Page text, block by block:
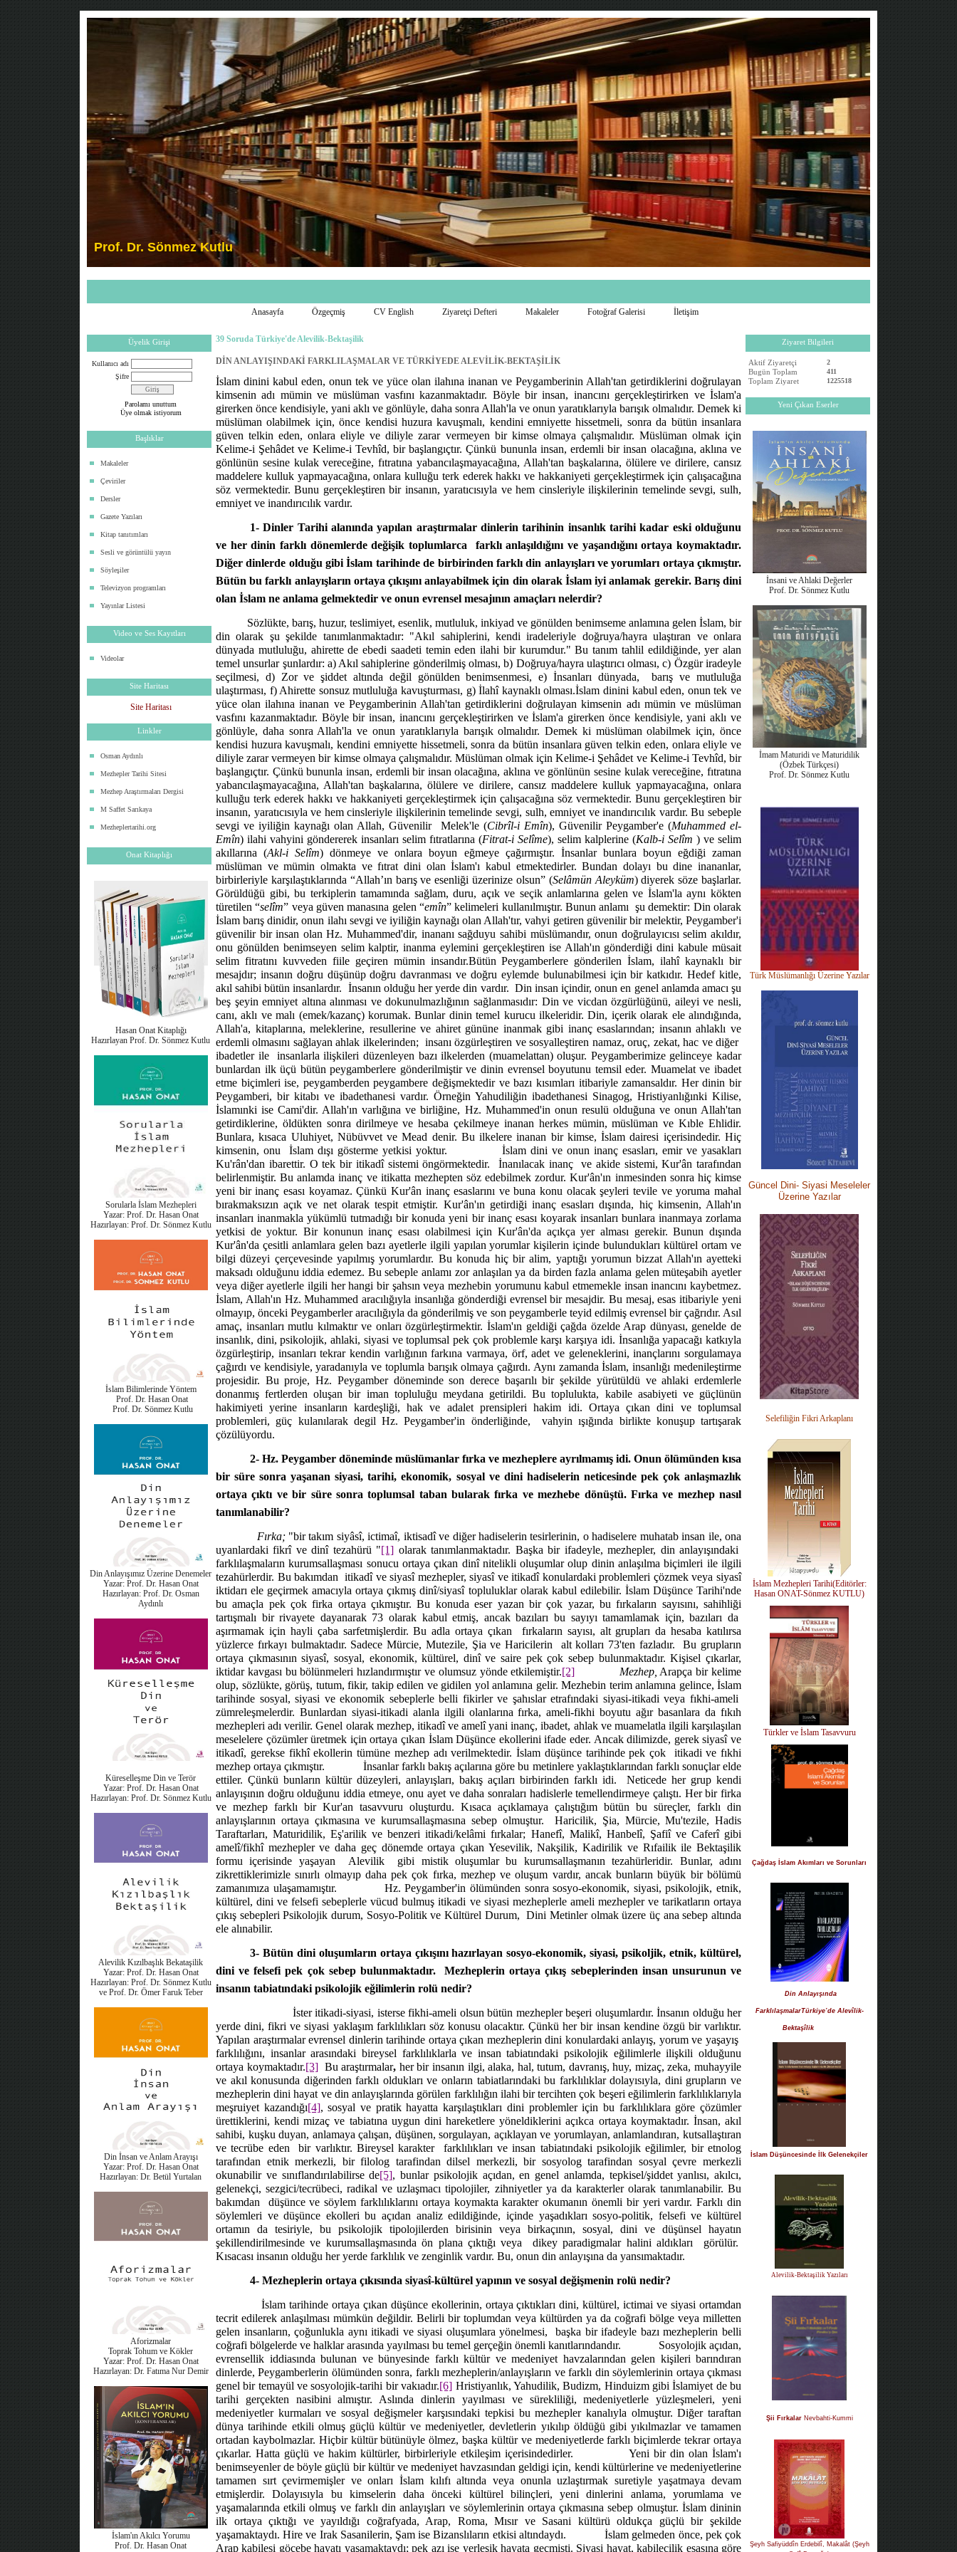
Anasayfa Özgeçmiş CV English Ziyaretçi Defteri Makaleler Fotoğraf Galerisi İletişim
Üyelik Girişi
Kullanıcı adı
Şifre
Parolamı unuttum
Üye olmak istiyorum
Başlıklar
Makaleler
Çeviriler
Dersler
Gazete Yazıları
Kitap tanıtımları
Sesli ve görüntülü yayın
Söyleşiler
Televizyon programları
Yayınlar Listesi
Video ve Ses Kayıtları
Videolar
Site Haritası
Site Haritası
Linkler
Osman Aydınlı
Mezhepler Tarihi Sitesi
Mezhep Araştırmaları Dergisi
M Saffet Sarıkaya
Mezheplertarihi.org
Onat Kitaplığı
Hasan Onat Kitaplığı
Hazırlayan Prof. Dr. Sönmez Kutlu
Sorularla İslam Mezhepleri
Yazar: Prof. Dr. Hasan Onat
Hazırlayan: Prof. Dr. Sönmez Kutlu
İslam Bilimlerinde Yöntem
Prof. Dr. Hasan Onat
Prof. Dr. Sönmez Kutlu
Din Anlayışımız Üzerine Denemeler
Yazar: Prof. Dr. Hasan Onat
Hazırlayan: Prof. Dr. Osman
Aydınlı
Küreselleşme Din ve Terör
Yazar: Prof. Dr. Hasan Onat
Hazırlayan: Prof. Dr. Sönmez Kutlu
Alevilik Kızılbaşlık Bekataşilik
Yazar: Prof. Dr. Hasan Onat
Hazırlayan: Prof. Dr. Sönmez Kutlu
ve Prof. Dr. Ömer Faruk Teber
Din İnsan ve Anlam Arayışı
Yazar: Prof. Dr. Hasan Onat
Hazırlayan: Dr. Betül Yurtalan
Aforizmalar
Toprak Tohum ve Kökler
Yazar: Prof. Dr. Hasan Onat
Hazırlayan: Dr. Fatıma Nur Demir
İslam'ın Akılcı Yorumu
Prof. Dr. Hasan Onat
39 Soruda Türkiye'de Alevilik-Bektaşilik
DİN ANLAYIŞINDAKİ FARKLILAŞMALAR VE TÜRKİYEDE ALEVİLİK-BEKTAŞİLİK
İslam dinini kabul eden, onun tek ve yüce olan ilahına inanan ve Peygamberinin Allah'tan getirdiklerini doğrulayan
kimsenin adı mümin ve müslüman vasfını kazanmaktadır. Böyle bir insan, inancını gerçekleştirirken ve İslam'a
girerken önce kendisiyle, yani aklı ve gönlüyle, daha sonra Allah'la ve onun yaratıklarıyla barışık olmalıdır. Demek ki
müslüman olabilmek için, önce kendisi huzura kavuşmalı, kendini emniyette hissetmeli, sonra da bütün insanlara
güven telkin eden, onlara eliyle ve diliyle zarar vermeyen bir kimse olmaya çalışmalıdır. Müslüman olmak için
Kelime-i Şehâdet ve Kelime-i Tevhîd, bir başlangıçtır. Çünkü bununla insan, erdemli bir insan olacağına, aklına ve
gönlünün sesine kulak vereceğine, fıtratına yabancılaşmayacağına, Allah'tan başkalarına, ölülere ve dirilere, cansız
maddelere kulluk yapmayacağına, onlara kulluğu terk ederek hakkı ve hakkaniyeti gerçekleştirmek için çalışacağına
söz vermektedir. Bunu gerçekleştiren bir insanın, yaratıcısıyla ve hem cinsleriyle ilişkilerinin temelinde sevgi, sulh,
emniyet ve inandırıcılık vardır.
1- Dinler Tarihi alanında yapılan araştırmalar dinlerin tarihinin insanlık tarihi kadar eski olduğunu
ve her dinin farklı dönemlerde değişik toplumlarca
farklı anlaşıldığını ve yaşandığını ortaya koymaktadır.
Diğer dinlerde olduğu gibi İslam tarihinde de birbirinden farklı din anlayışları ve yorumları ortaya çıkmıştır.
Bütün bu farklı anlayışların ortaya çıkışını anlayabilmek için din olarak İslam iyi anlamak gerekir. Barış dini
olan İslam ne anlama gelmektedir ve onun evrensel mesajının amaçları nelerdir?
Sözlükte, barış, huzur, teslimiyet, esenlik, mutluluk, inkiyad ve gönülden benimseme anlamına gelen İslam, bir
din olarak şu şekilde tanımlanmaktadır: "Akıl sahiplerini, kendi iradeleriyle doğruya/hayra ulaştıran ve onlara
dünyada mutluluğu, ahirette de ebedi saadeti temin eden ilahi bir kurumdur." Bu tanım tahlil edildiğinde, yer alan
temel unsurlar şunlardır: a) Akıl sahiplerine gönderilmiş olması, b) Doğruya/hayra ulaştırıcı olması, c) Özgür iradeyle
seçilmesi, d) Zor ve şiddet altında değil gönülden benimsenmesi, e) İnsanları dünyada,
barış ve mutluluğa
ulaştırması, f) Ahirette sonsuz mutluluğa kavuşturması, g) İlahî kaynaklı olması.İslam dinini kabul eden, onun tek ve
yüce olan ilahına inanan ve Peygamberinin Allah'tan getirdiklerini doğrulayan kimsenin adı mümin ve müslüman
vasfını kazanmaktadır. Böyle bir insan, inancını gerçekleştirirken ve İslam'a girerken önce kendisiyle, yani aklı ve
gönlüyle, daha sonra Allah'la ve onun yaratıklarıyla barışık olmalıdır. Demek ki müslüman olabilmek için, önce
kendisi huzura kavuşmalı, kendini emniyette hissetmeli, sonra da bütün insanlara güven telkin eden, onlara eliyle ve
diliyle zarar vermeyen bir kimse olmaya çalışmalıdır. Müslüman olmak için Kelime-i Şehâdet ve Kelime-i Tevhîd, bir
başlangıçtır. Çünkü bununla insan, erdemli bir insan olacağına, aklına ve gönlünün sesine kulak vereceğine, fıtratına
yabancılaşmayacağına, Allah'tan başkalarına, ölülere ve dirilere, cansız maddelere kulluk yapmayacağına, onlara
kulluğu terk ederek hakkı ve hakkaniyeti gerçekleştirmek için çalışacağına söz vermektedir. Bunu gerçekleştiren bir
insanın, yaratıcısıyla ve hem cinsleriyle ilişkilerinin temelinde sevgi, sulh, emniyet ve inandırıcılık vardır. Bu sebeple
sevgi ve iyiliğin kaynağı olan Allah, Güvenilir
Melek'le (Cibrîl-i Emîn), Güvenilir Peygamber'e (Muhammed el-
Emîn) ilahi vahyini göndererek insanları selim fıtratlarına (Fitrat-i Selîme), selim kalplerine (Kalb-i Selîm ) ve selim
akıllarına (Akl-i Selîm) dönmeye ve onlara boyun eğmeye çağırmıştır. İnsanlar bunlara boyun eğdiği zaman
müslüman ve mümin olmakta ve fıtrat dini olan İslam'ı kabul etmektedirler. Bundan dolayı bu dine inananlar,
birbirleriyle karşılaştıklarında “Allah’ın barış ve esenliği üzerinize olsun” (Selâmün Aleyküm) diyerek söze başlarlar.
Görüldüğü gibi, bu terkiplerin tamamında sağlam, duru, açık ve seçik anlamlarına gelen ve İslam'la aynı kökten
türetilen “selîm” veya güven manasına gelen “emîn” kelimeleri kullanılmıştır. Bunun anlamı şu demektir: Din olarak
İslam barış dinidir, onun ilahı sevgi ve iyiliğin kaynağı olan Allah'tır, vahyi getiren güvenilir bir melektir, Peygamber'i
güvenilir bir insan olan Hz. Muhammed'dir, inananı sağduyu sahibi müslümandır, onun doğrulayıcısı selim akıldır,
onu gönülden benimseyen selim kalptir, inanma eylemini gerçekleştiren ise Allah'ın gönderdiği dini kabule müsait
selim fitratını kuvveden fiile geçiren mümin insandır.Bütün Peygamberlere gönderilen İslam, ilahî kaynaklı bir
mesajdır; insanın doğru düşünüp doğru davranması ve doğru eylemde bulunabilmesi için bir katkıdır. Hedef kitle,
akıl sahibi bütün insanlardır. İnsanın olduğu her yerde din vardır. Din insan içindir, onun en genel anlamda amacı şu
beş şeyin emniyet altına alınması ve dokunulmazlığının sağlanmasıdır: Din ve vicdan özgürlüğünü, aileyi ve nesli,
canı, aklı ve malı (emek/kazanç) korumak. Bunlar dinin temel kurucu ilkeleridir. Din, içerik olarak ele alındığında,
Allah'a, kitaplarına, meleklerine, resullerine ve ahiret gününe inanmak gibi inanç esaslarından; insanın ahlaklı ve
erdemli olmasını sağlayan ahlak ilkelerinden; insanı özgürleştiren ve sosyalleştiren namaz, oruç, zekat, hac ve diğer
ibadetler ile
insanlarla ilişkileri düzenleyen bazı ilkelerden (muamelattan) oluşur. Peygamberimize gelinceye kadar
bunlardan ilk üçü bütün peygamberlere gönderilmiştir ve dinin evrensel boyutunu temsil eder. Muamelat ve ibadet
etme biçimleri ise, peygamberden peygambere değişmektedir ve bazı kısımları itibariyle zamansaldır. Her dinin bir
Peygamberi, bir kitabı ve ibadethanesi vardır. Örneğin Yahudiliğin ibadethanesi Sinagog, Hristiyanlığınki Kilise,
İslamınki ise Cami'dir. Allah'ın varlığına ve birliğine, Hz. Muhammed'in onun resulü olduğuna ve onun Allah'tan
getirdiklerine, öldükten sonra dirilmeye ve hesaba çekilmeye inanan herkes mümin, müslüman ve Kıble Ehlidir.
Bunlara, kısaca Uluhiyet, Nübüvvet ve Mead denir. Bu ilkelere inanan bir kimse, İslam dairesi içerisindedir. Hiç
kimsenin, onu
İslam dışı gösterme yetkisi yoktur.
İslam dini ve onun inanç esasları, emir ve yasakları
Ku'rân'dan ibarettir. O tek bir itikadî sistemi öngörmektedir.
İnanılacak inanç
ve akide sistemi, Kur'ân tarafından
belirlenmiştir. Bu anlamda inanç ve itikatta mezhepten söz edebilmek zordur. Kur'ân'ın inmesinden sonra hiç kimse
yeni bir inanç esası koyamaz. Çünkü Kur'ân inanç esaslarını ve buna konu olacak şeyleri tevile ve yoruma mahal
bırakmaksızın açık ve net olarak tespit etmiştir. Kur'ân'ın getirdiği inanç esasları dışında, hiç kimsenin, Allah'ın
insanları inanmakla yükümlü tutmadığı bir konuda yeni bir inanç esası koyarak insanları bunlara inanmaya zorlama
yetkisi de yoktur. Bir konunun inanç esası olabilmesi için Kur'ân'da açıkça yer alması gerekir. Bunun dışında
Kur'ân'da çesitli anlamlara gelen bazı ayetlerle ilgili yapılan yorumlar kişilerin içinde bulundukları kültürel ortam ve
bilgi düzeyi çerçevesinde yapılmış yorumlardır. Bu konuda hiç bir alim, yaptığı yorumun bizzat Allah'ın ayetteki
maksadı olduğunu iddia edemez. Bu sebeple anlamı zor anlaşılan ya da birden fazla anlama gelen müteşabih ayetler
veya diğer ayetlerle ilgili her hangi bir şahsın veya mezhebin yorumunu kabul etmemekle insan inancını kaybetmez.
İslam, Allah'ın Hz. Muhammed aracılığıyla insanlığa gönderdiği evrensel bir mesajdir. Bu mesaj, esas itibariyle yeni
olmayıp, önceki Peygamberler aracılığıyla da gönderilmiş ve son peygamberle teyid edilmiş evrensel bir çağrıdır. Asıl
amaç, insanları mutlu kılmaktır ve onları özgürleştirmektir. İslam'ın geldiği çağda özelde Arap dünyası, genelde de
insanlık, dini, psikolojik, ahlaki, siyasi ve toplumsal pek çok problemle karşı karşıya idi. İnsanlığa yapacağı katkıyla
özgürleştirip, insanları tekrar kendin varlığının farkına varmaya, örf, adet ve geleneklerini, inançlarını sorgulamaya
çağırdı ve kendisiyle, yaradanıyla ve toplumla barışık olmaya çağırdı. Aynı zamanda İslam, insanlığı medenileştirme
projesidir. Bu proje, Hz. Peygamber döneminde son derece başarılı bir şekilde yürütüldü ve ahlaki erdemlerle
donanmış fertlerden oluşan bir iman topluluğu meydana getirildi. Bu toplulukta, kabile asabiyeti ve güçlünün
hakimiyeti yerine insanların kardeşliği, hak ve adalet prensipleri hakim idi. Ortaya çıkan dini ve toplumsal
problemleri, güç kulanılarak degil Hz. Peygamber'in önderliğinde,
vahyin ışığında birlikte konuşup tartışarak
çözülüyordu.
2- Hz. Peygamber döneminde müslümanlar fırka ve mezheplere ayrılmamış idi. Onun ölümünden kısa
bir süre sonra yaşanan siyasi, tarihi, ekonomik, sosyal ve dini hadiselerin neticesinde pek çok anlaşmazlık
ortaya çıktı ve bir süre sonra toplumsal taban bularak fırka ve mezhebe dönüştü. Fırka ve mezhep nasıl
tanımlanabilir?
Fırka; "bir takım siyâsî, ictimaî, iktisadî ve diğer hadiselerin tesirlerinin, o hadiselere muhatab insan ile, ona
uyanlardaki fikrî ve dinî tezahürü "[1] olarak tanımlanmaktadır. Başka bir ifadeyle, mezhepler, din anlayışındaki
farklılaşmaların kurumsallaşması sonucu ortaya çıkan dinî nitelikli oluşumlar olup dinin anlaşılma biçimleri ile ilgili
tezahürlerdir. Bu bakımdan itikadî ve siyasî mezhepler, siyasî ve itikadî konulardaki problemleri çözmek veya siyasî
iktidarı ele geçirmek amacıyla ortaya çıkmış dinî/siyasî topluluklar olarak kabul edilebilir. İslam Düşünce Tarihi'nde
bu amaçla pek çok firka ortaya çıkmıştır. Bu konuda eser yazan bir çok yazar, bu fırkaların sayısını, sahihliği
tartışmalı bir rivayete dayanarak 73 olarak kabul etmiş, ancak bazıları bu sayıyı tamamlamak için, bazıları da
aşırmamak için hayli çaba sarfetmişlerdir. Bu adla ortaya çıkan
fırkaların sayısı, alt grupları da hesaba katılırsa
yüzlerce fırkayı bulmaktadır. Sadece Mürcie, Mutezile, Şia ve Haricilerin
alt kolları 73'ten fazladır.
Bu grupların
ortaya çıkmasının siyasî, sosyal, ekonomik, kültürel, dinî ve saire pek çok sebep bulunmaktadır. Kişisel çıkarlar,
iktidar kavgası bu bölünmeleri hızlandırmıştır ve olumsuz yönde etkilemiştir.[2] Mezhep, Arapça bir kelime
olup, sözlükte, görüş, tutum, fikir, takip edilen ve gidilen yol anlamına gelir. Mezhebin terim anlamına gelince, İslam
tarihinde sosyal, siyasi ve ekonomik sebeplerle belli fikirler ve şahıslar etrafındaki siyasi-itikadi veya fıkhi-ameli
zümreleşmelerdir. Bunlardan siyasi-itikadi alanla ilgili olanlarına fırka, ameli-fikhi boyutu ağır basanlara da fıkıh
mezhepleri adı verilir. Genel olarak mezhep, itikadî ve amelî yani inanç, ibadet, ahlak ve muamelatla ilgili karşılaşılan
meselelere çözümler üretmek için ortaya çıkan İslam Düşünce ekollerini ifade eder. Ancak dilimizde, gerek siyasî ve
itikadî, gerekse fikhî ekollerin tümüne mezhep adı verilmektedir. İslam düşünce tarihinde pek çok
itikadi ve fıkhi
mezhep ortaya çıkmıştır.
İnsanlar farklı bakış açılarına göre bu metinlere yaklaştıklarından farklı sonuçlar elde
ettiler. Çünkü bunların kültür düzeyleri, anlayışları, bakış açıları birbirinden farklı idi.
Neticede her grup kendi
anlayışının doğru olduğunu iddia etmeye, onu ayet ve daha sonraları hadislerle temellendirmeye çalıştı. Her bir firka
ve mezhep farklı bir Kur'an tasavvuru oluşturdu. Kısaca açıklamaya çalıştığım bütün bu süreçler, farklı din
anlayışlarının ortaya çıkmasına ve kurumsallaşmasına sebep olmuştur.
Haricilik, Şia, Mürcie, Mu'tezile, Hadis
Taraftarları, Maturidilik, Eş'arilik ve benzeri itikadi/kelâmi fırkalar; Hanefî, Malikî, Hanbelî, Şafiî ve Caferî gibi
amelî/fikhî mezhepler ve daha geç dönemde ortaya çıkan Yesevilik, Nakşilik, Kadirilik ve Rıfailik ile Bektaşilik
formu içerisinde yaşayan
Alevilik
gibi mistik oluşumlar bu kurumsallaşmanın tezahürleridir. Bunlar, adını
zikrettiklerimizle sınırlı olmayıp daha pek çok fırka, mezhep ve oluşum vardır, ancak bunların büyük bir bölümü
zamanımıza ulaşamamıştır.
Hz. Peygamber'in ölümünden sonra sosyo-ekonomik, siyasi, psikolojik, etnik,
kültürel, dini ve felsefi sebeplerle vücud bulmuş itikadi ve siyasi mezheplerle ameli mezhepler ve tarikatların ortaya
çıkış sebepleri Psikolojik durum, Sosyo-Politik ve Kültürel Durum, Dini Metinler olmak üzere üç ana sebep altında
ele alınabilir.
3- Bütün dini oluşumların ortaya çıkışını hazırlayan sosyo-ekonomik, siyasi, psikoljik, etnik, kültürel,
dini ve felsefi pek çok sebep bulunmaktadır.
Mezheplerin ortaya çıkış sebeplerinden insan unsurunun ve
insanın tabiatındaki psikolojik eğilimlerin rolü nedir?
İster itikadi-siyasi, isterse fikhi-ameli olsun bütün mezhepler beşeri oluşumlardır. İnsanın olduğu her
yerde dini, fikri ve siyasi yaklaşım farklılıkları söz konusu olacaktır. Çünkü her bir insan kendine özgü bir varlıktır.
Yapılan araştırmalar evrensel dinlerin tarihinde ortaya çıkan mezheplerin dini konulardaki anlayış, yorum ve yaşayış
farklılığını, insanlar arasındaki bireysel farklılıklarla ve insan tabiatındaki psikolojik eğilimlerle ilişkili olduğunu
ortaya koymaktadır.[3] Bu araştırmalar, her bir insanın ilgi, alaka, hal, tutum, davranış, huy, mizaç, zeka, muhayyile
ve akıl konusunda diğerinden farklı oldukları ve onların tabiatlarındaki bu farklılıklar dolayısıyla, dini grupların ve
mezheplerin dini hayat ve din anlayışlarında görülen farklılığın ilahi bir tercihten çok beşeri eğilimlerin farklılıklarıyla
meşruiyet kazandığı[4], sosyal ve pratik hayatta karşılaştıkları dini problemler için bu farklılıklara göre çözümler
ürettiklerini, kendi mizaç ve tabiatına uygun dini hareketlere yöneldiklerini açıkca ortaya koymaktadır. İnsan, akıl
sahibi, kuşku duyan, anlamaya çalışan, düşünen, sorgulayan, açıklayan ve yorumlayan, anlamlandıran, kutsallaştıran
ve tecrübe eden
bir varlıktır. Bireysel karakter
farklılıkları ve insan tabiatındaki psikolojik eğilimler, bir etnolog
tarafından etnik merkezli, bir filolog tarafindan dilsel merkezli, bir sosyolog tarafindan sosyal çevre merkezli
okunabilir ve sınıflandırılabilirse de[5], bunlar psikolojik açıdan, en genel anlamda, tepkisel/şiddet yanlısı, akılcı,
gelenekçi, sezgici/tecrübeci, radikal ve uzlaşmacı tipolojiler, zihniyetler ya da karakterler olarak tanımlanabilir. Bu
bakımdan
düşünce ve söylem farklılıklarını ortaya koymakta karakter okumanın önemli bir yeri vardır. Farklı din
söylemleri ve düşünce ekolleri bu açıdan analiz edildiğinde, içinde yaşadıkları sosyo-politik, felsefi ve kültürel
ortamın da tesiriyle, bu psikolojik tipolojilerden birisinin veya birkaçının, sosyal, dini ve düşünsel hayatın
şekillendirilmesinde ve kurumsallaşmasında ön plana çıktığı veya
dikey paradigmalar halini aldıkları
görülür.
Kısacası insanın olduğu her yerde farklılık ve zenginlik vardır. Bu, onun din anlayışına da yansımaktadır.
4- Mezheplerin ortaya çıkısında siyasî-kültürel yapının ve sosyal değişmenin rolü nedir?
İslam tarihinde ortaya çıkan düşünce ekollerinin, ortaya çıktıkları dini, kültürel, ictimai ve siyasi ortamdan
tecrit edilerek anlaşılması mümkün değildir. Belirli bir toplumdan veya kültürden ya da coğrafi bölge veya milletten
gelen insanların, çoğunlukla aynı itikadi ve siyasi oluşumlara yönelmesi,
başka bir ifadeyle bazı mezheplerin belli
coğrafi bölgelerde ve halklar arasında yayılması bu temel gerçeğin önemli kanıtlarındandır.
Sosyolojik açıdan,
evrensellik iddiasında bulunan ve bünyesinde farklı kültür ve medeniyet havzalarından gelen kişileri barındıran
dinlerde, Peygamberlerin ölümünden sonra, farklı mezheplerin/anlayışların ve farklı din söylemlerinin ortaya çıkması
genel bir temayül ve sosyolojik-tarihi bir vakıadır.[6] Hristiyanlık, Yahudilik, Budizm, Hinduizm gibi İslamiyet de bu
tarihi gerçekten nasibini almıştır. Aslında dinlerin yayılması ve sürekliliği, medeniyetlerle yüzleşmeleri, yeni
medeniyetler kurmaları ve sosyal değişmeler karşısındaki tepkisi bu mezhepler kanalıyla olmuştur. Diğer taraftan
dünya tarihinde etkili olmuş güçlü kültür ve medeniyetler, devletlerin yıkılıp öldüğü gibi yıkılmazlar ve tamamen
ortadan kaybolmazlar. Hiçbir kültür bütünüyle ölmez, başka kültür ve medeniyetlerde farklı biçimlerde tekrar ortaya
çıkarlar. Hatta güçlü ve hakim kültürler, birbirleriyle etkileşim içerisindedirler.
Yeni bir din olan İslam'ı
benimseyenler de böyle güçlü bir kültür ve medeniyet havzasından geldigi için, kendi kültürlerine ve medeniyetlerine
tamamen sırt çevirmemişler ve onları İslam kılıfı altında veya onunla uzlaştırmak suretiyle yaşatmaya devam
etmişlerdir. Dolayısıyla bu kimselerin daha önceki kültürel bilinçleri, yeni dinlerini anlama, yorumlama ve
yaşamalarında etkili olmuş ve farklı din anlayışları ve söylemlerinin ortaya çıkmasına sebep olmuştur. İslam dininin
ilk ortaya çıktığı ve yayıldığı coğrafyada, Arap, Roma, Mısır ve Sasani kültürü oldukça güçlü bir şekilde
yaşamaktaydı. Hire ve Irak Sasanilerin, Şam ise Bizanslıların etkisi altındaydı.
İslam gelmeden önce, pek çok
Arap kabilesi göçebe hayatı yaşamaktaydı; pek azı ise yerleşik hayata geçmişti. Siyasi hayat, kabilecilik esasına göre
Ziyaret Bilgileri
Aktif Ziyaretçi 2
Bugün Toplam 411
Toplam Ziyaret 1225518
Yeni Çıkan Eserler
İnsani ve Ahlaki Değerler
Prof. Dr. Sönmez Kutlu
İmam Maturidi ve Maturidilik
(Özbek Türkçesi)
Prof. Dr. Sönmez Kutlu
Türk Müslümanlığı Üzerine Yazılar
Güncel Dini- Siyasi Meseleler
Üzerine Yazılar
Selefiliğin Fikri Arkaplanı
İslam Mezhepleri Tarihi(Editörler:
Hasan ONAT-Sönmez KUTLU)
Türkler ve İslam Tasavvuru
Çağdaş İslam Akımları ve Sorunları
Din Anlayışında
FarklılaşmalarTürkiye’de Alevîlik-
Bektaşîlik
İslam Düşüncesinde İlk Gelenekçiler
Alevilik-Bektaşilik Yazıları
Şii Fırkalar Nevbahti-Kummi
Şeyh Safiyüddîn Erdebilî, Makalât (Şeyh